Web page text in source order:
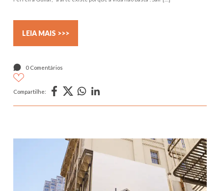
LEIA MAIS >>>
0 Comentários
Compartilhe: